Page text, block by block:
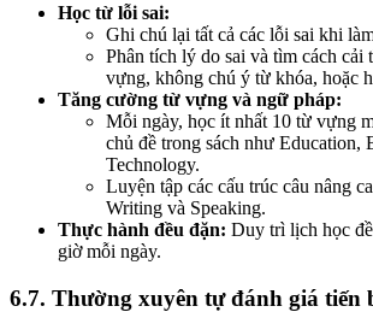
Học từ lỗi sai:
Ghi chú lại tất cả các lỗi sai khi
Phân tích lý do sai và tìm cách cải
vựng, không chú ý từ khóa, hoặc
Tăng cường từ vựng và ngữ pháp:
Mỗi ngày, học ít nhất 10 từ vựng
chủ đề trong sách như Education,
Technology.
Luyện tập các cấu trúc câu nâng
Writing và Speaking.
Thực hành đều đặn: Duy trì lịch học
giờ mỗi ngày.
6.7. Thường xuyên tự đánh giá tiến